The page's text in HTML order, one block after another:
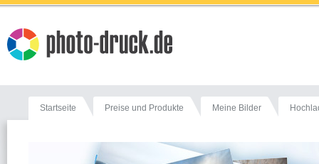
Startseite Preise und Produkte Meine Bilder